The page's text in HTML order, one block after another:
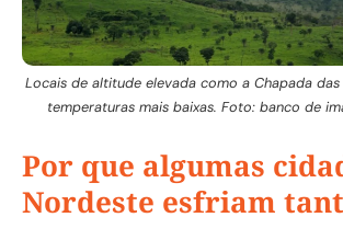
Locais de altitude elevada como a Chapada
temperaturas mais baixas. Foto: banco de
Por que algumas
Nordeste esfriam